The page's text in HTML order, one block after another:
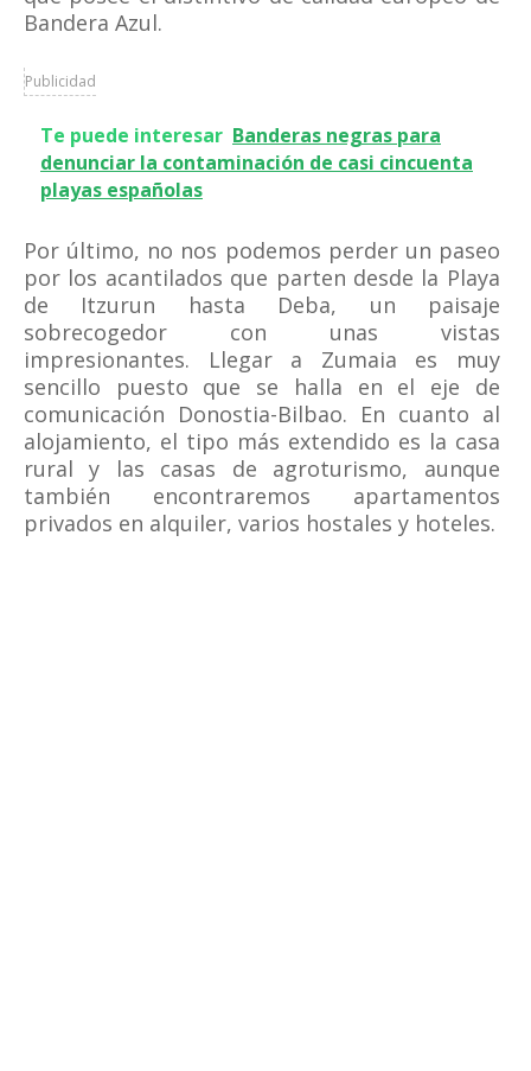
Bandera Azul.
Publicidad
Te puede interesar Banderas negras para
denunciar la contaminación de casi cincuenta
playas españolas
Por último, no nos podemos perder un paseo
por los acantilados que parten desde la Playa
de Itzurun hasta Deba, un paisaje
sobrecogedor con unas vistas
impresionantes. Llegar a Zumaia es muy
sencillo puesto que se halla en el eje de
comunicación Donostia-Bilbao. En cuanto al
alojamiento, el tipo más extendido es la casa
rural y las casas de agroturismo, aunque
también encontraremos apartamentos
privados en alquiler, varios hostales y hoteles.